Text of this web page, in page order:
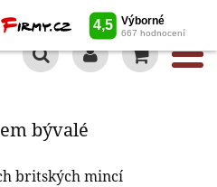
bývalé
britských mincí
bývalé